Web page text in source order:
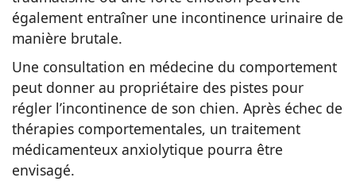
également entraîner une incontinence urinaire de
manière brutale.
Une consultation en médecine du comportement
peut donner au propriétaire des pistes pour
régler l’incontinence de son chien. Après échec de
thérapies comportementales, un traitement
médicamenteux anxiolytique pourra être
envisagé.